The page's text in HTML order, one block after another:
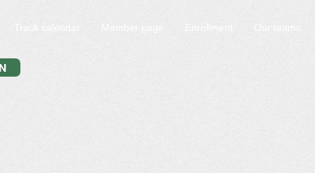
Member page Enrollment Our teams